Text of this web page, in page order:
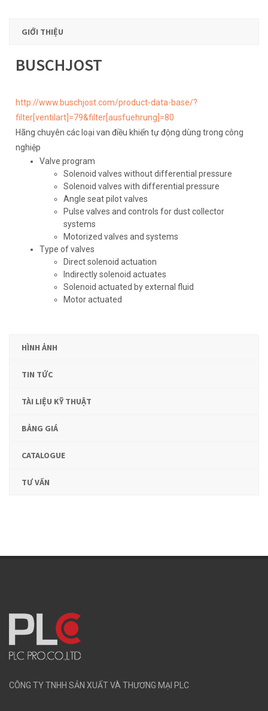
GIỚI THIỆU
BUSCHJOST
http://www.buschjost.com/product-data-base/?
filter[ventilart]=79&filter[ausfuehrung]=80
Hãng chuyên các loại van điều khiển tự động dùng trong công
nghiệp
Valve program
Solenoid valves without differential pressure
Solenoid valves with differential pressure
Angle seat pilot valves
Pulse valves and controls for dust collector
systems
Motorized valves and systems
Type of valves
Direct solenoid actuation
Indirectly solenoid actuates
Solenoid actuated by external fluid
Motor actuated
HÌNH ẢNH
TIN TỨC
TÀI LIỆU KỸ THUẬT
BẢNG GIÁ
CATALOGUE
TƯ VẤN
CÔNG TY TNHH SẢN XUẤT VÀ THƯƠNG MẠI PLC